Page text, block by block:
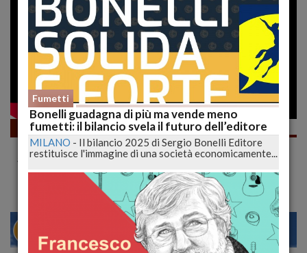
Fumetti
ESAGERATA? BATMAN DEATH METAL
#Shorts | lucadeejay
28 30
Fumetti
Bonelli guadagna di più ma vende meno
fumetti: il bilancio svela il futuro dell’editore
MILANO - Il bilancio 2025 di Sergio Bonelli Editore
restituisce l'immagine di una società economicamente...